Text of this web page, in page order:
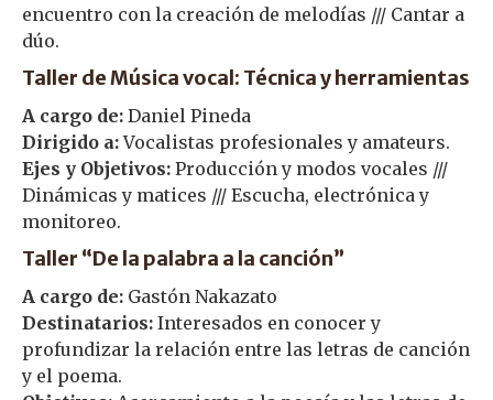
encuentro con la creación de melodías /// Cantar a
dúo.
Taller de Música vocal: Técnica y herramientas
A cargo de: Daniel Pineda
Dirigido a:Vocalistas profesionales y amateurs.
Ejes y Objetivos: Producción y modos vocales ///
Dinámicas y matices /// Escucha, electrónica y
monitoreo.
Taller “De la palabra a la canción”
A cargo de: Gastón Nakazato
Destinatarios: Interesados en conocer y
profundizar la relación entre las letras de canción
y el poema.